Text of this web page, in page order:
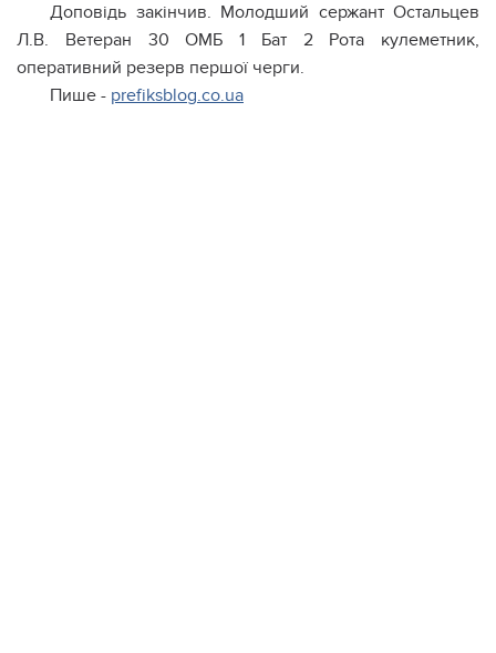
Доповідь закінчив. Молодший сержант Остальцев
Л.В. Ветеран 30 ОМБ 1 Бат 2 Рота кулеметник,
оперативний резерв першої черги.
Пише - prefiksblog.co.ua